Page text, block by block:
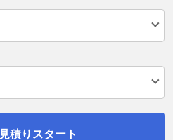
見積りスタート